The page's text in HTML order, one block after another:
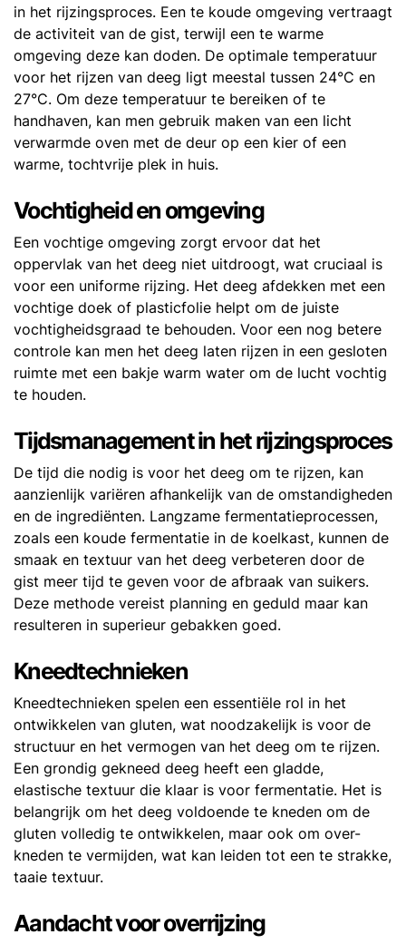
in het rijzingsproces. Een te koude omgeving vertraagt
de activiteit van de gist, terwijl een te warme
omgeving deze kan doden. De optimale temperatuur
voor het rijzen van deeg ligt meestal tussen 24°C en
27°C. Om deze temperatuur te bereiken of te
handhaven, kan men gebruik maken van een licht
verwarmde oven met de deur op een kier of een
warme, tochtvrije plek in huis.
Vochtigheid en omgeving
Een vochtige omgeving zorgt ervoor dat het
oppervlak van het deeg niet uitdroogt, wat cruciaal is
voor een uniforme rijzing. Het deeg afdekken met een
vochtige doek of plasticfolie helpt om de juiste
vochtigheidsgraad te behouden. Voor een nog betere
controle kan men het deeg laten rijzen in een gesloten
ruimte met een bakje warm water om de lucht vochtig
te houden.
Tijdsmanagement in het rijzingsproces
De tijd die nodig is voor het deeg om te rijzen, kan
aanzienlijk variëren afhankelijk van de omstandigheden
en de ingrediënten. Langzame fermentatieprocessen,
zoals een koude fermentatie in de koelkast, kunnen de
smaak en textuur van het deeg verbeteren door de
gist meer tijd te geven voor de afbraak van suikers.
Deze methode vereist planning en geduld maar kan
resulteren in superieur gebakken goed.
Kneedtechnieken
Kneedtechnieken spelen een essentiële rol in het
ontwikkelen van gluten, wat noodzakelijk is voor de
structuur en het vermogen van het deeg om te rijzen.
Een grondig gekneed deeg heeft een gladde,
elastische textuur die klaar is voor fermentatie. Het is
belangrijk om het deeg voldoende te kneden om de
gluten volledig te ontwikkelen, maar ook om over-
kneden te vermijden, wat kan leiden tot een te strakke,
taaie textuur.
Aandacht voor overrijzing